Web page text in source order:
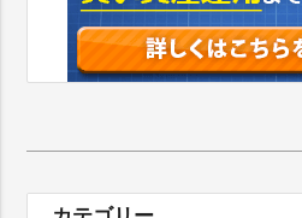
索: